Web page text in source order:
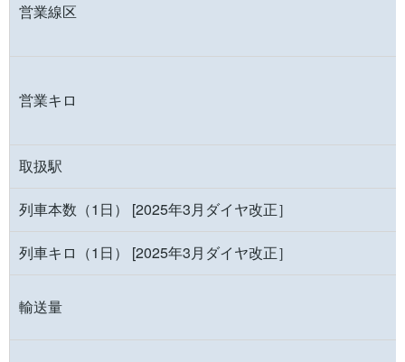
営業線区
営業キロ
取扱駅
列車本数（1日） [2025年3月ダイヤ改正］
列車キロ（1日） [2025年3月ダイヤ改正］
輸送量